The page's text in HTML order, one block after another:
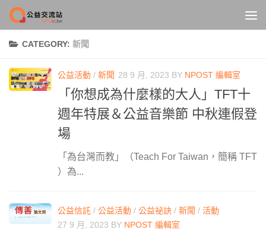
Skip to content
CATEGORY: 新聞
公益活動 / 新聞 28 9 月, 2023 BY NPOST 編輯室
「你想成為什麼樣的大人」TFT十
週年特展＆公益音樂節 中秋連假登
場
「為台灣而教」（Teach For Taiwan，簡稱 TFT
）為...
公益信託 / 公益活動 / 公益祕訣 / 新聞 / 活動
27 9 月, 2023 BY NPOST 編輯室